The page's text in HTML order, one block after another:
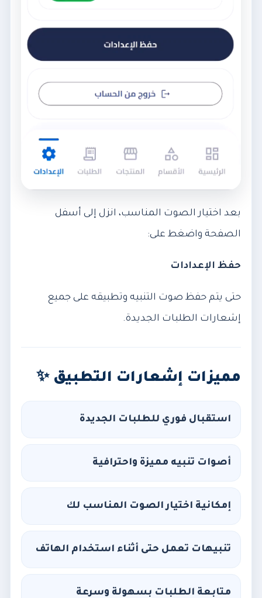
بعد اختيار الصوت المناسب، انزل إلى أسفل
الصفحة واضغط على:
حفظ الإعدادات
حتى يتم حفظ صوت التنبيه وتطبيقه على جميع
إشعارات الطلبات الجديدة.
مميزات إشعارات التطبيق ✨
استقبال فوري للطلبات الجديدة
أصوات تنبيه مميزة واحترافية
إمكانية اختيار الصوت المناسب لك
تنبيهات تعمل حتى أثناء استخدام الهاتف
متابعة الطلبات بسهولة وسرعة